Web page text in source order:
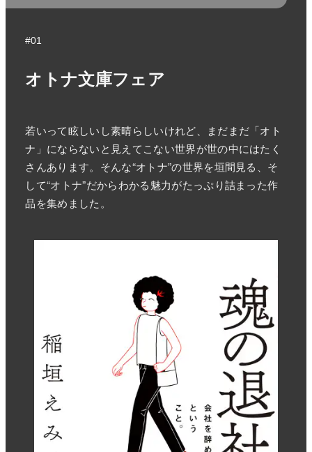
#01
オトナ文庫フェア
若いって眩しいし素晴らしいけれど、まだまだ「オト
ナ」にならないと見えてこない世界が世の中にはたく
さんあります。そんな“オトナ”の世界を垣間見る、そ
して“オトナ”だからわかる魅力がたっぷり詰まった作
品を集めました。